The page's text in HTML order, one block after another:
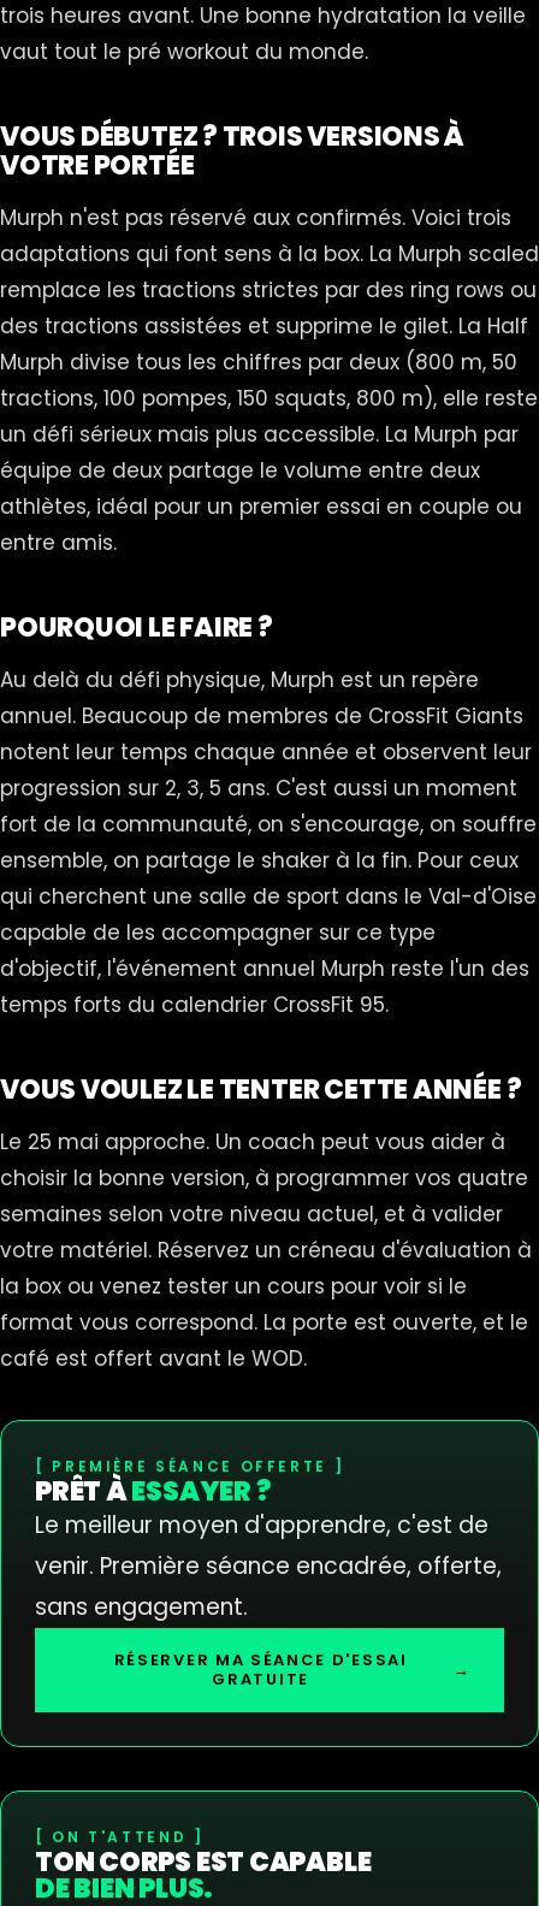
trois heures avant. Une bonne hydratation la veille
vaut tout le pré workout du monde.
VOUS DÉBUTEZ ? TROIS VERSIONS À
VOTRE PORTÉE
Murph n'est pas réservé aux confirmés. Voici trois
adaptations qui font sens à la box. La Murph scaled
remplace les tractions strictes par des ring rows ou
des tractions assistées et supprime le gilet. La Half
Murph divise tous les chiffres par deux (800 m, 50
tractions, 100 pompes, 150 squats, 800 m), elle reste
un défi sérieux mais plus accessible. La Murph par
équipe de deux partage le volume entre deux
athlètes, idéal pour un premier essai en couple ou
entre amis.
POURQUOI LE FAIRE ?
Au delà du défi physique, Murph est un repère
annuel. Beaucoup de membres de CrossFit Giants
notent leur temps chaque année et observent leur
progression sur 2, 3, 5 ans. C'est aussi un moment
fort de la communauté, on s'encourage, on souffre
ensemble, on partage le shaker à la fin. Pour ceux
qui cherchent une salle de sport dans le Val-d'Oise
capable de les accompagner sur ce type
d'objectif, l'événement annuel Murph reste l'un des
temps forts du calendrier CrossFit 95.
VOUS VOULEZ LE TENTER CETTE ANNÉE ?
Le 25 mai approche. Un coach peut vous aider à
choisir la bonne version, à programmer vos quatre
semaines selon votre niveau actuel, et à valider
votre matériel. Réservez un créneau d'évaluation à
la box ou venez tester un cours pour voir si le
format vous correspond. La porte est ouverte, et le
café est offert avant le WOD.
PREMIÈRE SÉANCE OFFERTE
PRÊT ÀESSAYER ?
Le meilleur moyen d'apprendre, c'est de
venir. Première séance encadrée, offerte,
sans engagement.
RÉSERVER MA SÉANCE D'ESSAI
GRATUITE
→
ON T'ATTEND
TON CORPS EST CAPABLE
DE BIEN PLUS.